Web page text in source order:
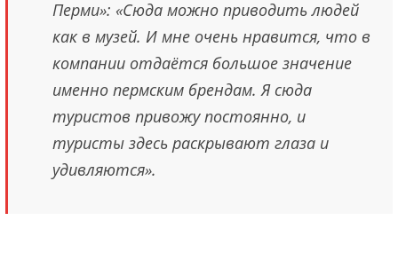
Перми»: «Сюда можно приводить людей
как в музей. И мне очень нравится, что в
компании отдаётся большое значение
именно пермским брендам. Я сюда
туристов привожу постоянно, и
туристы здесь раскрывают глаза и
удивляются».